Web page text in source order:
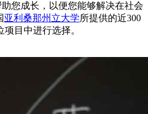
您成长，以便您能够解决在社会
亚利桑那州立大学所提供的近300
目中进行选择。